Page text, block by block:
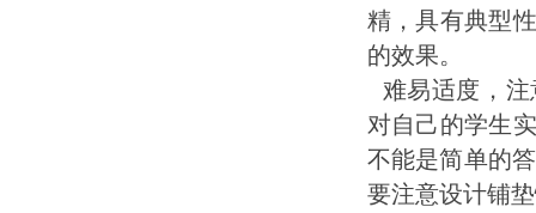
精，具有典型
的效果。
难易适度，
对自己的学生
不能是简单的答
要注意设计铺